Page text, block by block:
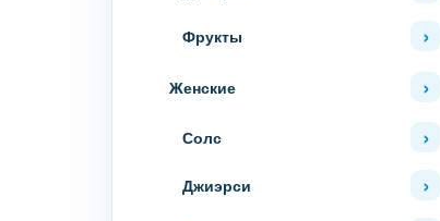
Фрукты
Женские
Солс
Джиэрси